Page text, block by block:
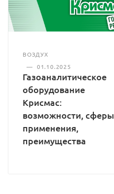
ВОЗДУХ
— 01.10.2025
Газоаналитическое
оборудование
Крисмас:
возможности, сферы
применения,
преимущества